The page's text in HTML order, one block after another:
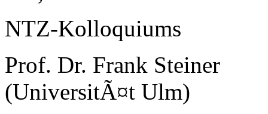
NTZ-Kolloquiums
Prof. Dr. Frank Steiner
(UniversitÃ¤t Ulm)